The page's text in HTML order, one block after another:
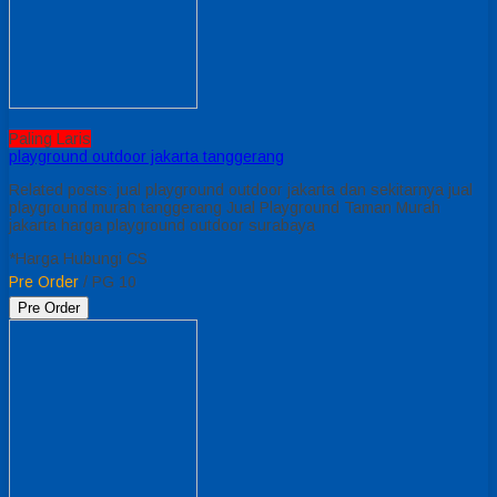
Paling Laris
playground outdoor jakarta tanggerang
Related posts: jual playground outdoor jakarta dan sekitarnya jual
playground murah tanggerang Jual Playground Taman Murah
jakarta harga playground outdoor surabaya
*Harga Hubungi CS
Pre Order / PG 10
Pre Order